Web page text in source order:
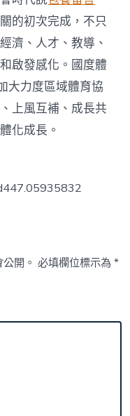
的初次完成，不只
濟、人才、教導、
啟發感化。國度體
大力度區域體育協
上風互補、成長共
化成長。
開。 必填欄位標示為*